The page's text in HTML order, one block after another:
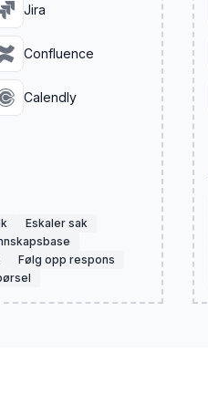
Jira
Confluence
Calendly
Eskaler sak
Følg opp respons